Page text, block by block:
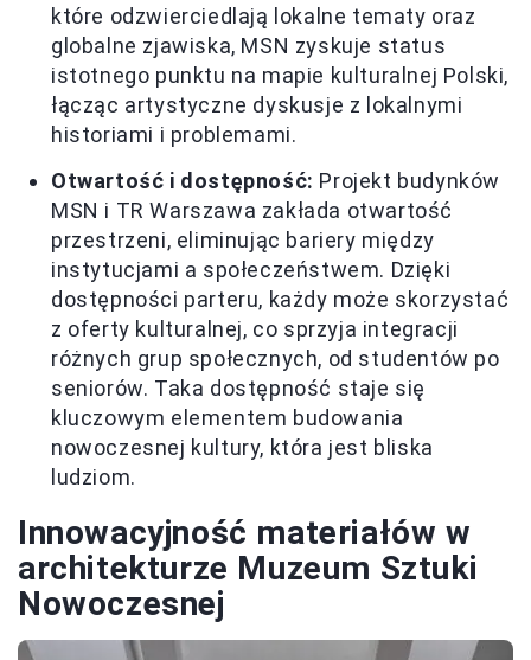
które odzwierciedlają lokalne tematy oraz
globalne zjawiska, MSN zyskuje status
istotnego punktu na mapie kulturalnej Polski,
łącząc artystyczne dyskusje z lokalnymi
historiami i problemami.
Otwartość i dostępność: Projekt budynków
MSN i TR Warszawa zakłada otwartość
przestrzeni, eliminując bariery między
instytucjami a społeczeństwem. Dzięki
dostępności parteru, każdy może skorzystać
z oferty kulturalnej, co sprzyja integracji
różnych grup społecznych, od studentów po
seniorów. Taka dostępność staje się
kluczowym elementem budowania
nowoczesnej kultury, która jest bliska
ludziom.
Innowacyjność materiałów w
architekturze Muzeum Sztuki
Nowoczesnej